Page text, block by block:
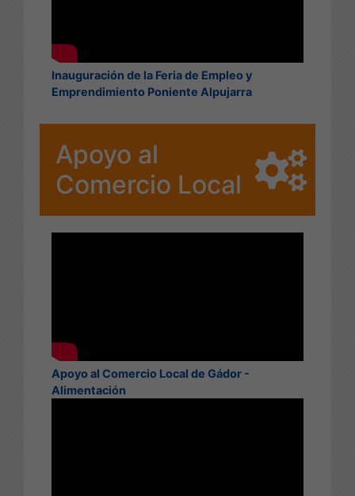
Inauguración de la Feria de Empleo y
Emprendimiento Poniente Alpujarra
Apoyo al
Comercio Local
Apoyo al Comercio Local de Gádor -
Alimentación